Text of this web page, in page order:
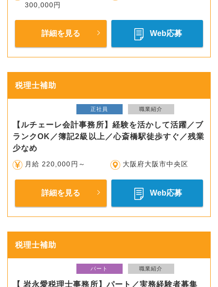
300,000円
詳細を見る Web応募
税理士補助
正社員 職業紹介
【ルチェーレ会計事務所】経験を活かして活躍／ブ
ランクOK／簿記2級以上／心斎橋駅徒歩すぐ／残業
少なめ
月給 220,000円～ 大阪府大阪市中央区
詳細を見る Web応募
税理士補助
パート 職業紹介
【 岩永愛税理士事務所】パート／実務経験者募集